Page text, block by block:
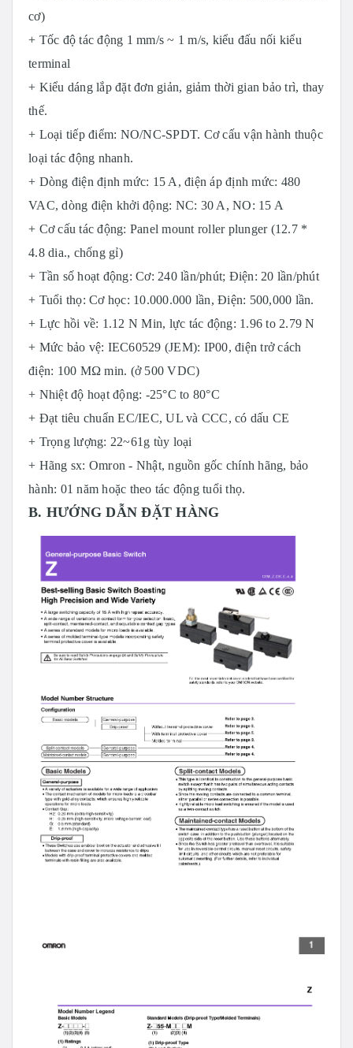
cơ)
+ Tốc độ tác động 1 mm/s ~ 1 m/s, kiểu đấu nối kiểu
terminal
+ Kiểu dáng lắp đặt đơn giản, giảm thời gian bảo trì, thay
thế.
+ Loại tiếp điểm: NO/NC-SPDT. Cơ cấu vận hành thuộc
loại tác động nhanh.
+ Dòng điện định mức: 15 A, điện áp định mức: 480
VAC, dòng điện khởi động: NC: 30 A, NO: 15 A
+ Cơ cấu tác động: Panel mount roller plunger (12.7 *
4.8 dia., chống gỉ)
+ Tần số hoạt động: Cơ: 240 lần/phút; Điện: 20 lần/phút
+ Tuổi thọ: Cơ học: 10.000.000 lần, Điện: 500,000 lần.
+ Lực hồi về: 1.12 N Min, lực tác động: 1.96 to 2.79 N
+ Mức bảo vệ: IEC60529 (JEM): IP00, điện trở cách
điện: 100 MΩ min. (ở 500 VDC)
+ Nhiệt độ hoạt động: -25°C to 80°C
+ Đạt tiêu chuẩn EC/IEC, UL và CCC, có dấu CE
+ Trọng lượng: 22~61g tùy loại
+ Hãng sx: Omron - Nhật, nguồn gốc chính hãng, bảo
hành: 01 năm hoặc theo tác động tuổi thọ.
B. HƯỚNG DẪN ĐẶT HÀNG